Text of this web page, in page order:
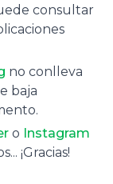
consultar
no conlleva
baja
o Instagram
¡Gracias!